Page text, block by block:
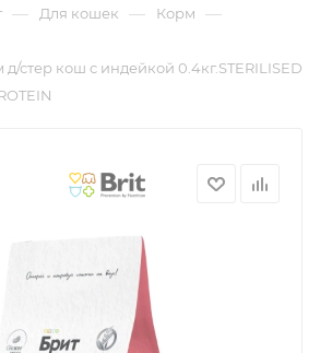
— Для кошек — Корм —
стер кош с индейкой 0.4кг.STERILISED